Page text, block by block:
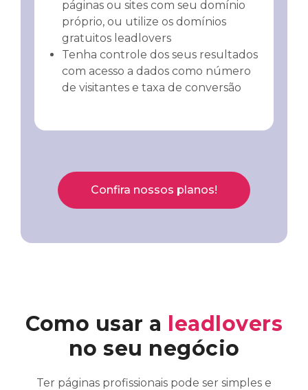
páginas ou sites com seu domínio
próprio, ou utilize os domínios
gratuitos leadlovers
Tenha controle dos seus resultados
com acesso a dados como número
de visitantes e taxa de conversão
Confira nossos planos!
Como usar a leadlovers
no seu negócio
Ter páginas profissionais pode ser simples e